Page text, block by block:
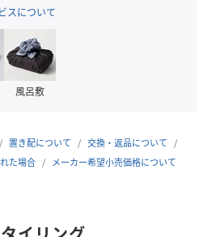
表面感を楽しめる、きれいめなカ
とはしごレースを配した、柔らか
した肌触り。
スについて
風呂敷
置き配について
交換・返品について
た場合
メーカー希望小売価格について